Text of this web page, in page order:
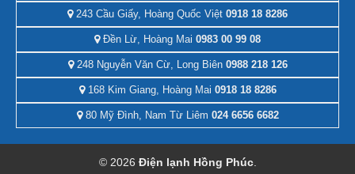
243 Cầu Giấy, Hoàng Quốc Việt 0918 18 8286
Đền Lừ, Hoàng Mai 0983 00 99 08
248 Nguyễn Văn Cừ, Long Biên0988 218 126
168 Kim Giang, Hoàng Mai 0918 18 8286
80 Mỹ Đình, Nam Từ Liêm 024 6656 6682
© 2026 Điện lạnh Hồng Phúc.